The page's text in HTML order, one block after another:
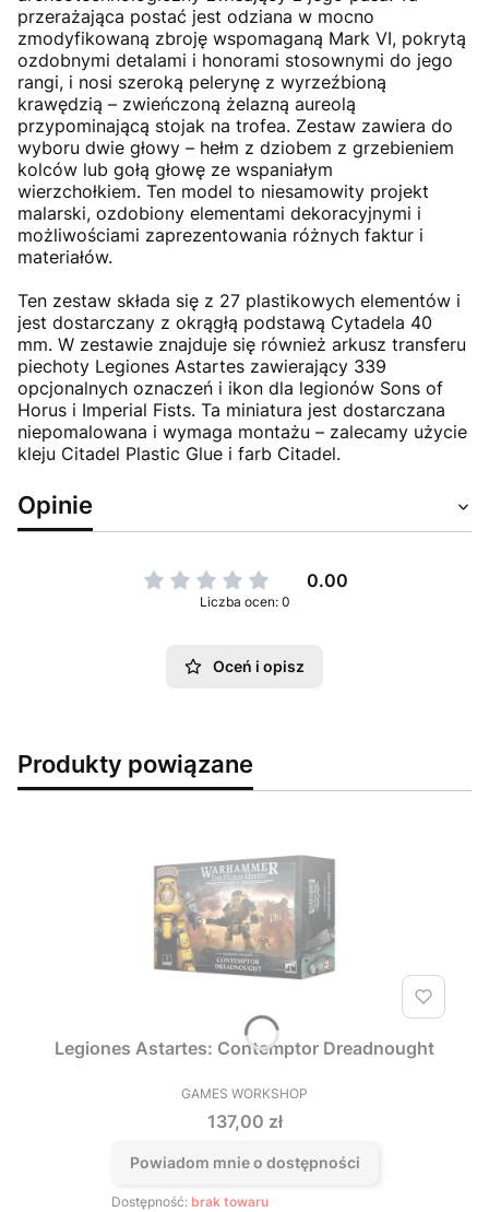
przerażająca postać jest odziana w mocno
zmodyfikowaną zbroję wspomaganą Mark VI, pokrytą
ozdobnymi detalami i honorami stosownymi do jego
rangi, i nosi szeroką pelerynę z wyrzeźbioną
krawędzią – zwieńczoną żelazną aureolą
przypominającą stojak na trofea. Zestaw zawiera do
wyboru dwie głowy – hełm z dziobem z grzebieniem
kolców lub gołą głowę ze wspaniałym
wierzchołkiem. Ten model to niesamowity projekt
malarski, ozdobiony elementami dekoracyjnymi i
możliwościami zaprezentowania różnych faktur i
materiałów.
Ten zestaw składa się z 27 plastikowych elementów i
jest dostarczany z okrągłą podstawą Cytadela 40
mm. W zestawie znajduje się również arkusz transferu
piechoty Legiones Astartes zawierający 339
opcjonalnych oznaczeń i ikon dla legionów Sons of
Horus i Imperial Fists. Ta miniatura jest dostarczana
niepomalowana i wymaga montażu – zalecamy użycie
kleju Citadel Plastic Glue i farb Citadel.
Opinie
0.00
Liczba ocen: 0
Oceń i opisz
Produkty powiązane
Legiones Astartes: Contemptor Dreadnought
PRODUCENT
GAMES WORKSHOP
Cena
137,00 zł
Powiadom mnie o dostępności
Dostępność: brak towaru